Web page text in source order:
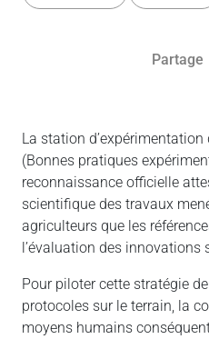
Partage
La station d’expérimentation
(Bonnes pratiques
reconnaissance officielle
scientifique des travaux
agriculteurs que les
l’évaluation des innovations
Pour piloter cette stratégie
protocoles sur le terrain, la
moyens humains